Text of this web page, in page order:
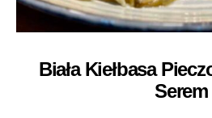
Biała Kiełbasa
Serem